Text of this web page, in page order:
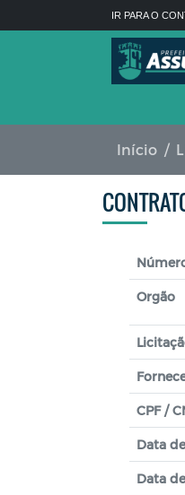
IR PARA O
Início
Orgão
CPF /
Data
Data